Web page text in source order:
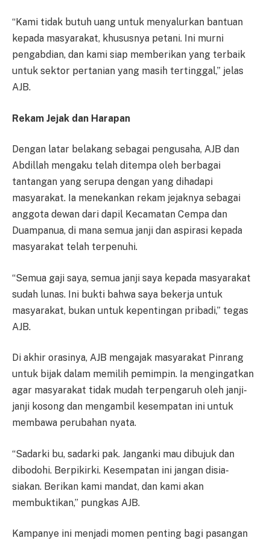
“Kami tidak butuh uang untuk menyalurkan bantuan
kepada masyarakat, khususnya petani. Ini murni
pengabdian, dan kami siap memberikan yang terbaik
untuk sektor pertanian yang masih tertinggal,” jelas
AJB.
Rekam Jejak dan Harapan
Dengan latar belakang sebagai pengusaha, AJB dan
Abdillah mengaku telah ditempa oleh berbagai
tantangan yang serupa dengan yang dihadapi
masyarakat. Ia menekankan rekam jejaknya sebagai
anggota dewan dari dapil Kecamatan Cempa dan
Duampanua, di mana semua janji dan aspirasi kepada
masyarakat telah terpenuhi.
“Semua gaji saya, semua janji saya kepada masyarakat
sudah lunas. Ini bukti bahwa saya bekerja untuk
masyarakat, bukan untuk kepentingan pribadi,” tegas
AJB.
Di akhir orasinya, AJB mengajak masyarakat Pinrang
untuk bijak dalam memilih pemimpin. Ia mengingatkan
agar masyarakat tidak mudah terpengaruh oleh janji-
janji kosong dan mengambil kesempatan ini untuk
membawa perubahan nyata.
“Sadarki bu, sadarki pak. Janganki mau dibujuk dan
dibodohi. Berpikirki. Kesempatan ini jangan disia-
siakan. Berikan kami mandat, dan kami akan
membuktikan,” pungkas AJB.
Kampanye ini menjadi momen penting bagi pasangan